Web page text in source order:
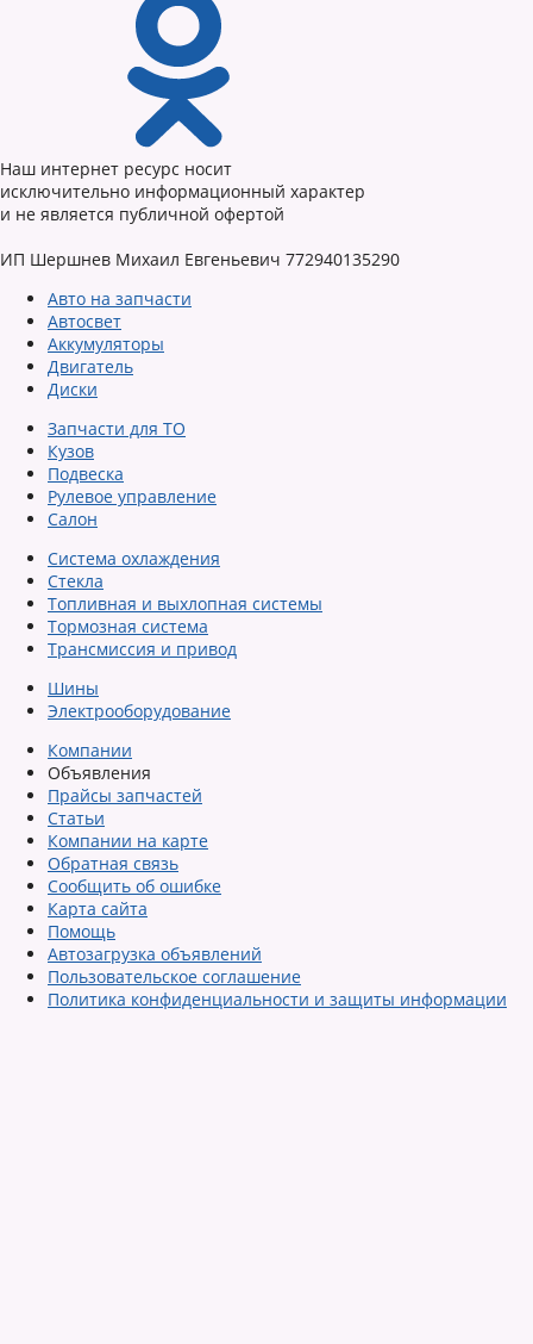
Наш интернет ресурс носит
исключительно информационный характер
и не является публичной офертой
ИП Шершнев Михаил Евгеньевич 772940135290
Авто на запчасти
Автосвет
Аккумуляторы
Двигатель
Диски
Запчасти для ТО
Кузов
Подвеска
Рулевое управление
Салон
Система охлаждения
Стекла
Топливная и выхлопная системы
Тормозная система
Трансмиссия и привод
Шины
Электрооборудование
Компании
Объявления
Прайсы запчастей
Статьи
Компании на карте
Обратная связь
Сообщить об ошибке
Карта сайта
Помощь
Автозагрузка объявлений
Пользовательское соглашение
Политика конфиденциальности и защиты информации